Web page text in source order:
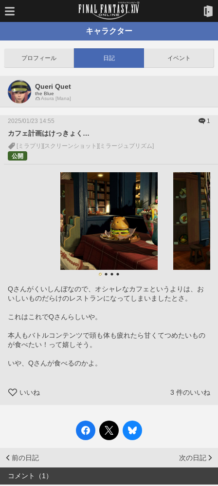
キャラクター
プロフィール 日記 イベント
Queri Quet
the Blue
Asura [Mana]
2025/01/23 14:55 1
カフェ計画はけっきょく…
[ミラプリ] [スクリーンショット] [ミラージュプリズム]
公開
Qさんがくいしんぼなので、オシャレなカフェというよりは、お
いしいものだらけのレストランになってしまいましたとさ。
これはこれでQさんらしいや。
本人もバトルコンテンツで頭も体も疲れたら甘くてつめたいもの
が食べたい！って嬉しそう。
いや、Qさんが食べるのかよ。
いいね 3 件のいいね
前の日記 次の日記
コメント（1）